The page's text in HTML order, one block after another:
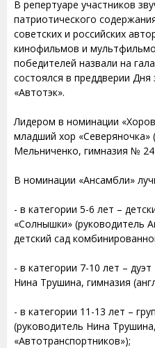
В репертуаре участников
патриотического
советских и российских
кинофильмов и
победителей назвали на
состоялся в преддверии
«Автотэк».
Лидером в номинации
младший хор «Северяночка»
Мельниченко, гимназия №
В номинации «Ансамбли»
- в категории 5-6 лет –
«Солнышки» (руководитель
детский сад
- в категории 7-10 лет –
Нина Трушина, гимназия
- в категории 11-13 лет –
(руководитель Нина
«Автотранспортников»);